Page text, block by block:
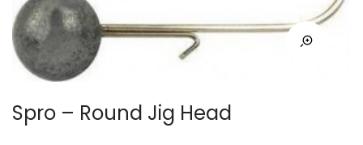
Spro – Round Jig Head